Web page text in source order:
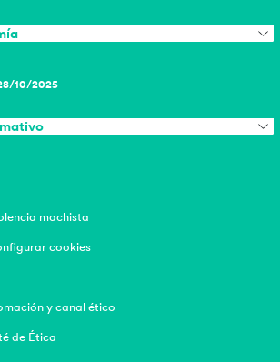
10/2025
machista
cookies
y canal ético
de Ética